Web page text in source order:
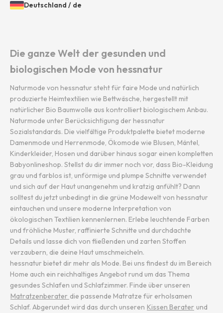
VISA
Öffnen
Sprachauswahl
Gewähltes
Deutschland / de
Die ganze Welt der gesunden und
biologischen Mode von hessnatur
Naturmode von hessnatur steht für faire Mode und natürlich
produzierte Heimtextilien wie Bettwäsche, hergestellt mit
natürlicher Bio Baumwolle aus kontrolliert biologischem Anbau.
Naturmode unter Berücksichtigung der hessnatur
Sozialstandards. Die vielfältige Produktpalette bietet moderne
Damenmode und Herrenmode, Ökomode wie Blusen, Mäntel,
Kinderkleider, Hosen und darüber hinaus sogar einen kompletten
Babyonlineshop. Stellst du dir immer noch vor, dass Bio-Kleidung
grau und farblos ist, unförmige und plumpe Schnitte verwendet
und sich auf der Haut unangenehm und kratzig anfühlt? Dann
solltest du jetzt unbedingt in die grüne Modewelt von hessnatur
eintauchen und unsere moderne Interpretation von
ökologischen Textilien kennenlernen. Erlebe leuchtende Farben
und fröhliche Muster, raffinierte Schnitte und durchdachte
Details und lasse dich von fließenden und zarten Stoffen
verzaubern, die deine Haut umschmeicheln.
hessnatur bietet dir mehr als Mode. Bei uns findest du im Bereich
Home auch ein reichhaltiges Angebot rund um das Thema
gesundes Schlafen und Schlafzimmer. Finde über unseren
Matratzenberater die passende Matratze für erholsamen
Schlaf. Abgerundet wird das durch unseren Kissen Berater und